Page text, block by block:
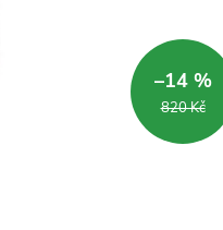
820 Kč
–14 %